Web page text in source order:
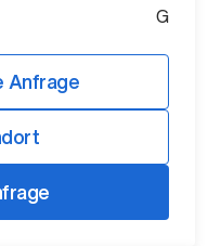
G
Anfrage